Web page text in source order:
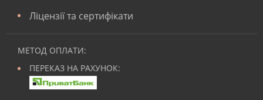
Ліцензії та сертифікати
МЕТОД ОПЛАТИ:
ПЕРЕКАЗ НА РАХУНОК: